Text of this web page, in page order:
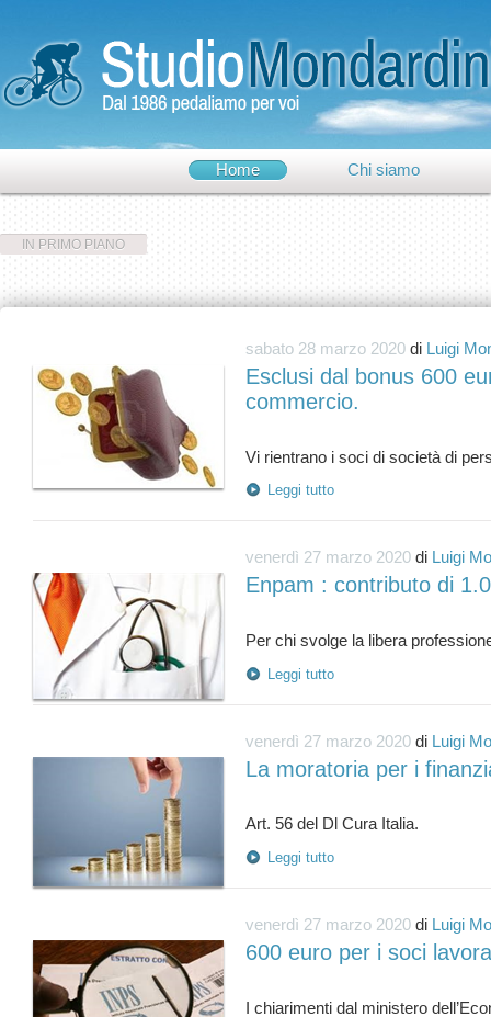
Chi siamo
Home
IN PRIMO PIANO
sabato 28 marzo 2020 di Luigi
Esclusi dal bonus 600
commercio.
Leggi tutto
venerdì 27 marzo 2020 di Luigi
Enpam : contributo di
Leggi tutto
venerdì 27 marzo 2020 di Luigi
La moratoria per i
Leggi tutto
venerdì 27 marzo 2020 di Luigi
600 euro per i soci